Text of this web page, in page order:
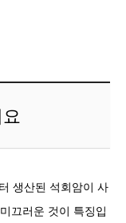
생산된 석회암이 사
끄러운 것이 특징입